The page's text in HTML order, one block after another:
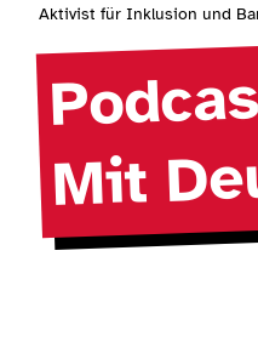
Aktivist für Inklusion und
Mit